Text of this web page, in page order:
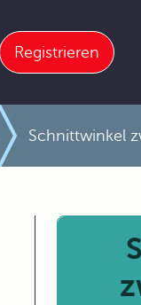
Registrieren
Schnittwinkel